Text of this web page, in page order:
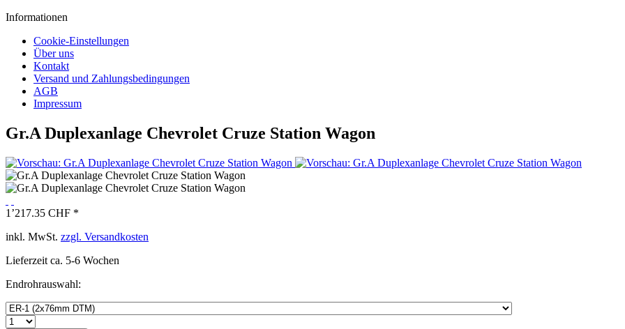
Informationen
Cookie-Einstellungen
Über uns
Kontakt
Versand und Zahlungsbedingungen
AGB
Impressum
Gr.A Duplexanlage Chevrolet Cruze Station Wagon
1’217.35 CHF *
inkl. MwSt. zzgl. Versandkosten
Lieferzeit ca. 5-6 Wochen
Endrohrauswahl: